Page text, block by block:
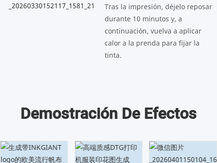
Tras la impresión, déjelo reposar
durante 10 minutos y, a
continuación, vuelva a aplicar
calor a la prenda para fijar la
tinta.
Demostración De Efectos